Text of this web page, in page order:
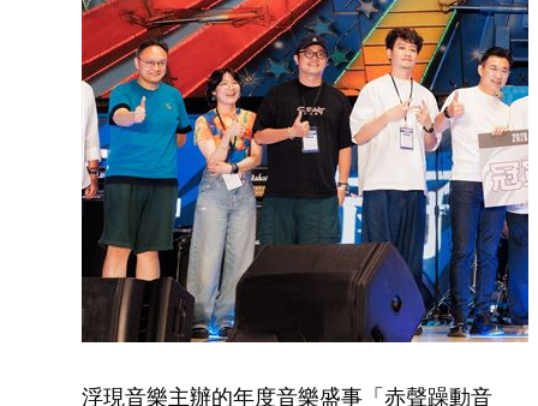
浮現音樂主辦的年度音樂盛事「赤聲躁動音